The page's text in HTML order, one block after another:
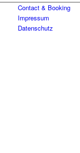
Contact & Booking
Impressum
Datenschutz